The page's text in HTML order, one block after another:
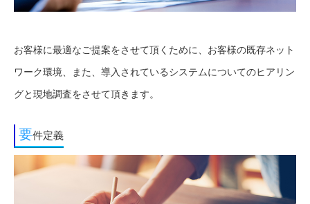
お客様に最適なご提案をさせて頂くために、お客様の既存ネット
ワーク環境、また、導入されているシステムについてのヒアリン
グと現地調査をさせて頂きます。
要件定義